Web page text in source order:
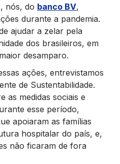
nós, do banco BV,
durante a pandemia.
ajudar a zelar pela
dos brasileiros, em
desamparo.
ações, entrevistamos
de Sustentabilidade.
as medidas sociais e
esse período,
apoiaram as famílias
hospitalar do país, e,
não ficaram de fora